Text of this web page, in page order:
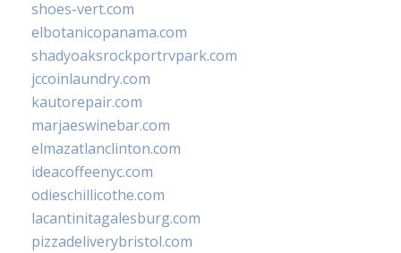
shoes-vert.com
elbotanicopanama.com
shadyoaksrockportrvpark.com
jccoinlaundry.com
kautorepair.com
marjaeswinebar.com
elmazatlanclinton.com
ideacoffeenyc.com
odieschillicothe.com
lacantinitagalesburg.com
pizzadeliverybristol.com